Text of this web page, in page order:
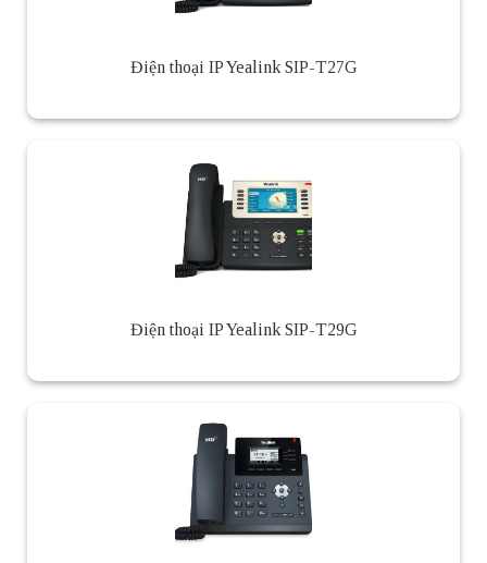
Điện thoại IP Yealink SIP-T27G
Điện thoại IP Yealink SIP-T29G